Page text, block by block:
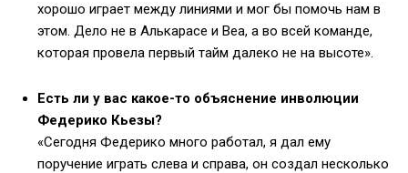
хорошо играет между линиями и мог бы помочь нам в
этом. Дело не в Алькарасе и Веа, а во всей команде,
которая провела первый тайм далеко не на высоте».
Есть ли у вас какое-то объяснение инволюции
Федерико Кьезы?
«Сегодня Федерико много работал, я дал ему
поручение играть слева и справа, он создал несколько